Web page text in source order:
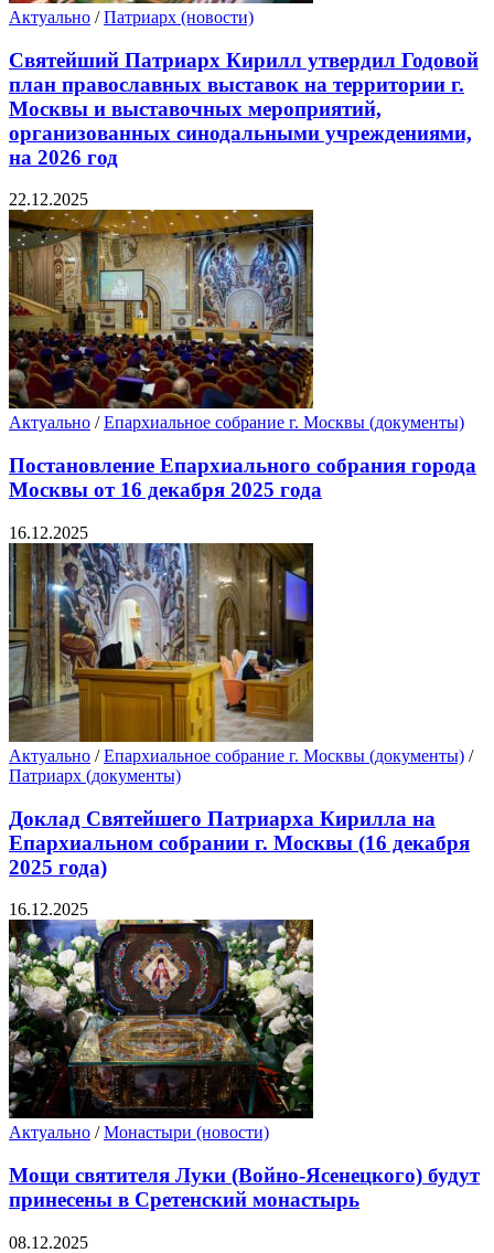
Актуально /Патриарх (новости)
Святейший Патриарх Кирилл утвердил Годовой
план православных выставок на территории г.
Москвы и выставочных мероприятий,
организованных синодальными учреждениями,
на 2026 год
22.12.2025
Актуально /Епархиальное собрание г. Москвы (документы)
Постановление Епархиального собрания города
Москвы от 16 декабря 2025 года
16.12.2025
Актуально /Епархиальное собрание г. Москвы (документы) /
Патриарх (документы)
Доклад Святейшего Патриарха Кирилла на
Епархиальном собрании г. Москвы (16 декабря
2025 года)
16.12.2025
Актуально /Монастыри (новости)
Мощи святителя Луки (Войно-Ясенецкого) будут
принесены в Сретенский монастырь
08.12.2025